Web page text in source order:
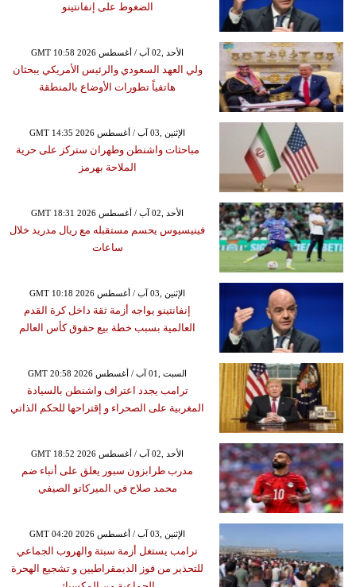
الضغوط على إنفانتينو
GMT 10:58 2026 الأحد ,02 آب / أغسطس
ولي العهد السعودي والرئيس الأمريكي يبحثان
هاتفياً تطورات الأوضاع بالمنطقة
GMT 14:35 2026 الإثنين ,03 آب / أغسطس
مباحثات واشنطن وطهران ستركز على حرية
الملاحة بهرمز
GMT 18:31 2026 الأحد ,02 آب / أغسطس
فينيسيوس يحسم مستقبله مع ريال مدريد خلال
ساعات
GMT 10:18 2026 الإثنين ,03 آب / أغسطس
إنفانتينو يواجه أزمة ثقة داخل كرة القدم
العالمية بسبب خطة بيع حقوق كأس العالم
GMT 20:58 2026 السبت ,01 آب / أغسطس
ترامب يجدد اعتراف واشنطن بالسيادة
المغربية على الصحراء و إقتراحها للحكم الذاتي
GMT 18:52 2026 الأحد ,02 آب / أغسطس
مدرب طرابزون سبور يعلق على أنباء ضم
محمد صلاح في الميركاتو الصيفي
GMT 04:20 2026 الإثنين ,03 آب / أغسطس
ترامب يستغل أزمة سبتة والهروب الجماعي
للتحذير من فوز الديمقراطيين و تشجيع الهحرة